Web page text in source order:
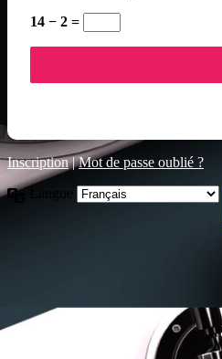
14 − 2 =
Inscription|Mot de passe oublié ?
Langue